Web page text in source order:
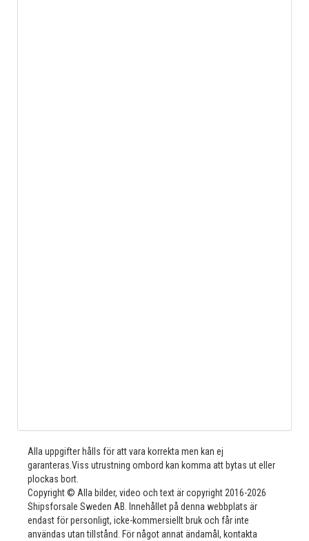
Alla uppgifter hålls för att vara korrekta men kan ej
garanteras.Viss utrustning ombord kan komma att bytas ut eller
plockas bort.
Copyright © Alla bilder, video och text är copyright 2016-2026
Shipsforsale Sweden AB. Innehållet på denna webbplats är
endast för personligt, icke-kommersiellt bruk och får inte
användas utan tillstånd. För något annat ändamål, kontakta